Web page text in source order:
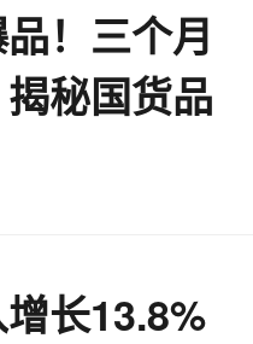
！三个月
秘国货品
长13.8%